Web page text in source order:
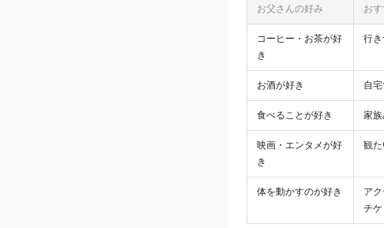
お父さんの好み お
コーヒー・お茶が好
き
行
お酒が好き 自
食べることが好き 家
映画・エンタメが好
き
観
体を動かすのが好き
ア
チケ